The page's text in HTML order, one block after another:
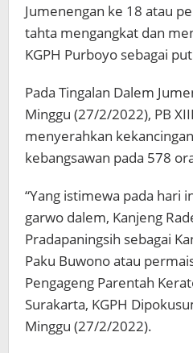
Jumenengan ke 18 atau
tahta mengangkat dan
KGPH Purboyo sebagai
Pada Tingalan Dalem
Minggu (27/2/2022), PB
menyerahkan
kebangsawan pada 578
“Yang istimewa pada hari
garwo dalem, Kanjeng
Pradapaningsih sebagai
Paku Buwono atau
Pengageng Parentah
Surakarta, KGPH
Minggu (27/2/2022).